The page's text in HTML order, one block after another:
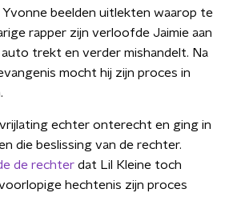
Yvonne beelden uitlekten waarop te
rapper zijn verloofde Jaimie aan
auto trekt en verder mishandelt. Na
mocht hij zijn proces in
echter onterecht en ging in
die beslissing van de rechter.
de rechter dat Lil Kleine toch
hechtenis zijn proces